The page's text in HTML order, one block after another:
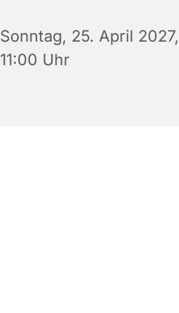
Sonntag, 25. April 2027,
11:00 Uhr